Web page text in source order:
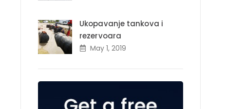
Ukopavanje tankova i
rezervoara
May 1, 2019